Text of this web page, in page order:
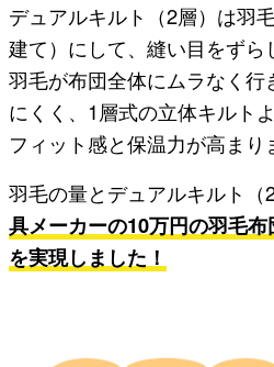
デュアルキルト（2層）は羽
建て）にして、縫い目をずら
羽毛が布団全体にムラなく
にくく、1層式の立体キルト
フィット感と保温力が高まり
羽毛の量とデュアルキルト（
具メーカーの10万円の羽毛
を実現しました！